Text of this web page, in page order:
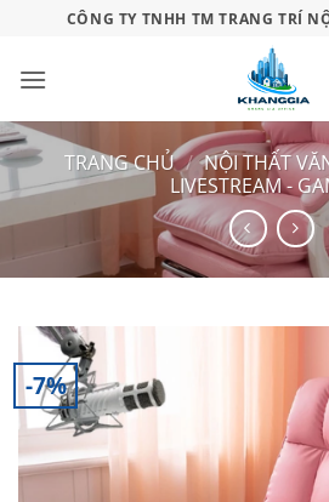
nội
CÔNG TY TNHH TM TRANG TRÍ
TRANG CHỦ / NỘI THẤT
LIVESTREAM -
-7%